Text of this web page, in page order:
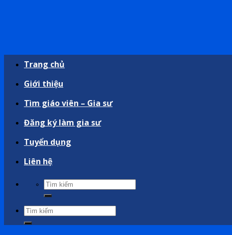
Trang chủ
Giới thiệu
Tìm giáo viên – Gia sư
Đăng ký làm gia sư
Tuyển dụng
Liên hệ